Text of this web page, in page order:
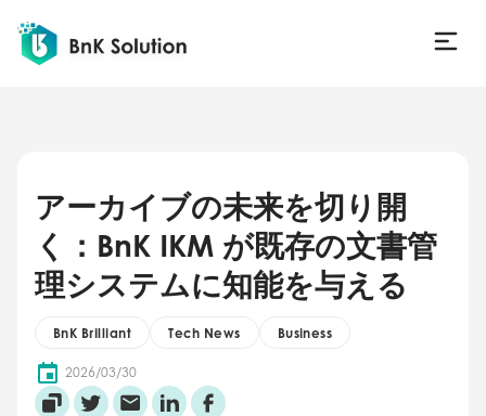
アーカイブの未来を切り開
く：BnK IKM が既存の文書管
理システムに知能を与える
BnK Brilliant Tech News Business
2026/03/30